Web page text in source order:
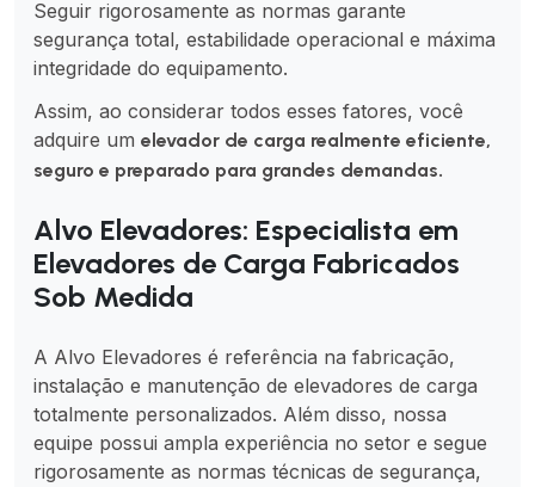
Seguir rigorosamente as normas garante
segurança total, estabilidade operacional e máxima
integridade do equipamento.
Assim, ao considerar todos esses fatores, você
adquire um elevador de carga realmente eficiente,
seguro e preparado para grandes demandas.
Alvo Elevadores: Especialista em
Elevadores de Carga Fabricados
Sob Medida
A Alvo Elevadores é referência na fabricação,
instalação e manutenção de elevadores de carga
totalmente personalizados. Além disso, nossa
equipe possui ampla experiência no setor e segue
rigorosamente as normas técnicas de segurança,